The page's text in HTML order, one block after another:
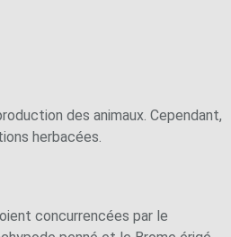
des animaux. Cependant,
herbacées.
concurrencées par le